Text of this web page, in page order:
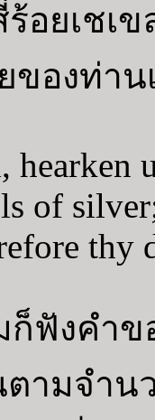
ร้อยเช
ของท่าน
hearken
of
thy
ก็ฟังคำ
ตามจำ